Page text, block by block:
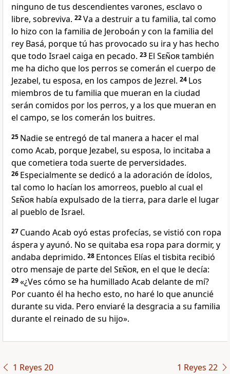
ninguno de tus descendientes varones, esclavo o
libre, sobreviva. 22Va a destruir a tu familia, tal como
lo hizo con la familia de Jeroboán y con la familia del
rey Basá, porque tú has provocado su ira y has hecho
que todo Israel caiga en pecado. 23 El Señortambién
me ha dicho que los perros se comerán el cuerpo de
Jezabel, tu esposa, en los campos de Jezrel. 24 Los
miembros de tu familia que mueran en la ciudad
serán comidos por los perros, y a los que mueran en
el campo, se los comerán los buitres.
25 Nadie se entregó de tal manera a hacer el mal
como Acab, porque Jezabel, su esposa, lo incitaba a
que cometiera toda suerte de perversidades.
26 Especialmente se dedicó a la adoración de ídolos,
tal como lo hacían los amorreos, pueblo al cual el
Señor había expulsado de la tierra, para darle el lugar
al pueblo de Israel.
27 Cuando Acab oyó estas profecías, se vistió con ropa
áspera y ayunó. No se quitaba esa ropa para dormir, y
andaba deprimido. 28 Entonces Elías el tisbita recibió
otro mensaje de parte del Señor, en el que le decía:
29«¿Ves cómo se ha humillado Acab delante de mí?
Por cuanto él ha hecho esto, no haré lo que anuncié
durante su vida. Pero enviaré la desgracia a su familia
durante el reinado de su hijo».
1 Reyes 20 1 Reyes 22